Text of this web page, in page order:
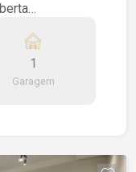
planejado,
social,
repleta de
3140
1
Garagem